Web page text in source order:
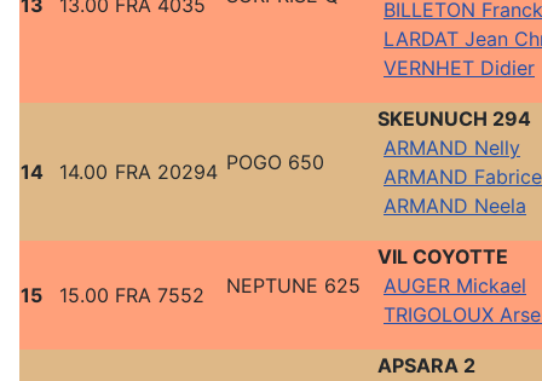
13 13.00 FRA 4035
BILLETON Franck
LARDAT Jean
VERNHET Didier
14 14.00 FRA 20294 POGO 650
SKEUNUCH 294
ARMAND Nelly
ARMAND Fabrice
ARMAND Neela
15 15.00 FRA 7552 NEPTUNE 625
VIL COYOTTE
AUGER Mickael
TRIGOLOUX
APSARA 2